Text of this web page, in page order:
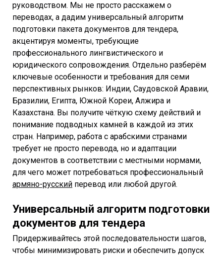
руководством. Мы не просто расскажем о
переводах, а дадим универсальный алгоритм
подготовки пакета документов для тендера,
акцентируя моменты, требующие
профессионального лингвистического и
юридического сопровождения. Отдельно разберём
ключевые особенности и требования для семи
перспективных рынков: Индии, Саудовской Аравии,
Бразилии, Египта, Южной Кореи, Алжира и
Казахстана. Вы получите чёткую схему действий и
понимание подводных камней в каждой из этих
стран. Например, работа с арабскими странами
требует не просто перевода, но и адаптации
документов в соответствии с местными нормами,
для чего может потребоваться профессиональный
армяно-русский перевод или любой другой.
Универсальный алгоритм подготовки
документов для тендера
Придерживайтесь этой последовательности шагов,
чтобы минимизировать риски и обеспечить допуск